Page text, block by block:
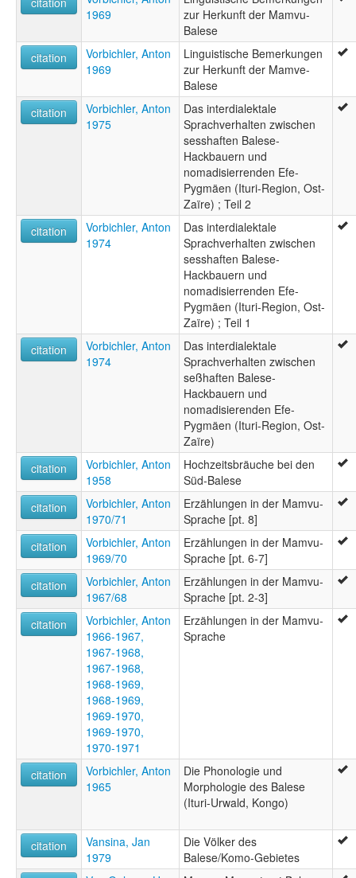
1969
zur Herkunft der Mamvu-
Balese
citation
Vorbichler, Anton
1969
Linguistische Bemerkungen
zur Herkunft der Mamve-
Balese
citation
Vorbichler, Anton
1975
Das interdialektale
Sprachverhalten zwischen
sesshaften Balese-
Hackbauern und
nomadisierrenden Efe-
Pygmäen (Ituri-Region, Ost-
Zaïre) ; Teil 2
citation
Vorbichler, Anton
1974
Das interdialektale
Sprachverhalten zwischen
sesshaften Balese-
Hackbauern und
nomadisierrenden Efe-
Pygmäen (Ituri-Region, Ost-
Zaïre) ; Teil 1
citation
Vorbichler, Anton
1974
Das interdialektale
Sprachverhalten zwischen
seßhaften Balese-
Hackbauern und
nomadisierenden Efe-
Pygmäen (Ituri-Region, Ost-
Zaïre)
citation
Vorbichler, Anton
1958
Hochzeitsbräuche bei den
Süd-Balese
citation
Vorbichler, Anton
1970/71
Erzählungen in der Mamvu-
Sprache [pt. 8]
citation
Vorbichler, Anton
1969/70
Erzählungen in der Mamvu-
Sprache [pt. 6-7]
citation
Vorbichler, Anton
1967/68
Erzählungen in der Mamvu-
Sprache [pt. 2-3]
citation
Vorbichler, Anton
1966-1967,
1967-1968,
1967-1968,
1968-1969,
1968-1969,
1969-1970,
1969-1970,
1970-1971
Erzählungen in der Mamvu-
Sprache
citation
Vorbichler, Anton
1965
Die Phonologie und
Morphologie des Balese
(Ituri-Urwald, Kongo)
citation
Vansina, Jan
1979
Die Völker des
Balese/Komo-Gebietes